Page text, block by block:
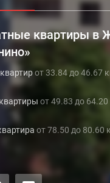
квартиры в
от 33.84 до 46.67
от 49.83 до
от 78.50 до 80.60